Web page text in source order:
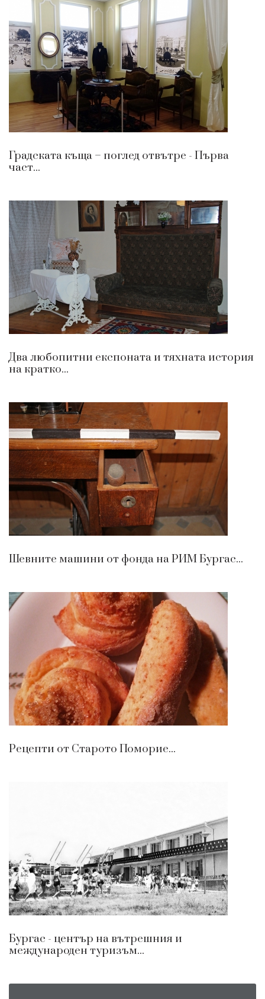
Градската къща – поглед отвътре - Първа
част...
Два любопитни експоната и тяхната история
на кратко...
Шевните машини от фонда на РИМ Бургас...
Рецепти oт Старото Поморие...
Бургас - център на вътрешния и
международен туризъм...